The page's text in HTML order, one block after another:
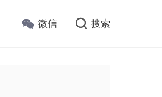
微信 搜索